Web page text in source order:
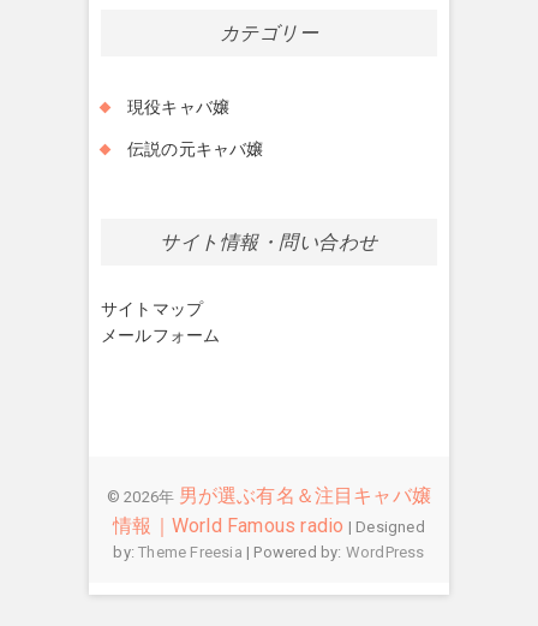
カテゴリー
現役キャバ嬢
伝説の元キャバ嬢
サイト情報・問い合わせ
サイトマップ
メールフォーム
© 2026年 男が選ぶ有名＆注目キャバ嬢
情報｜World Famous radio | Designed
by:Theme Freesia | Powered by: WordPress